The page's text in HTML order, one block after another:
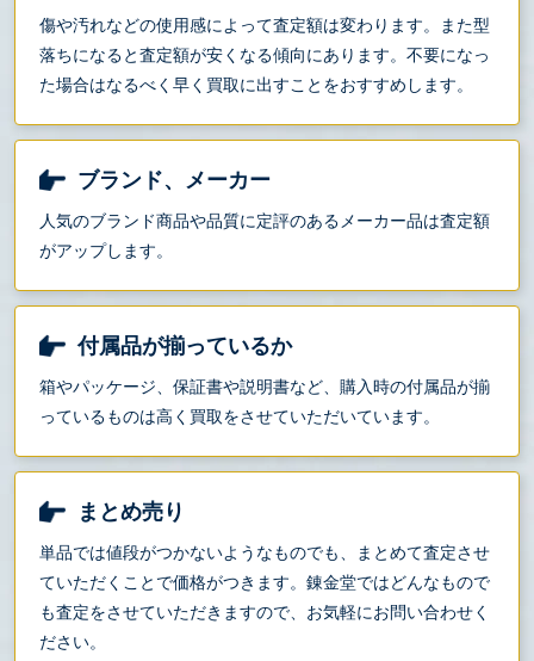
傷や汚れなどの使用感によって査定額は変わります。また型
落ちになると査定額が安くなる傾向にあります。不要になっ
た場合はなるべく早く買取に出すことをおすすめします。
ブランド、メーカー
人気のブランド商品や品質に定評のあるメーカー品は査定額
がアップします。
付属品が揃っているか
箱やパッケージ、保証書や説明書など、購入時の付属品が揃
っているものは高く買取をさせていただいています。
まとめ売り
単品では値段がつかないようなものでも、まとめて査定させ
ていただくことで価格がつきます。錬金堂ではどんなもので
も査定をさせていただきますので、お気軽にお問い合わせく
ださい。